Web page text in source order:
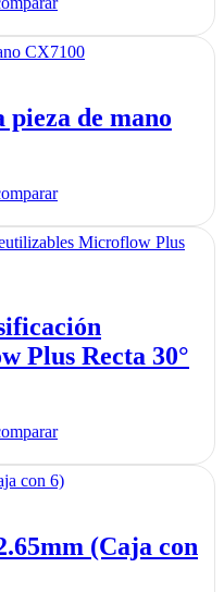
de mano
Plus Recta 30°
(Caja con